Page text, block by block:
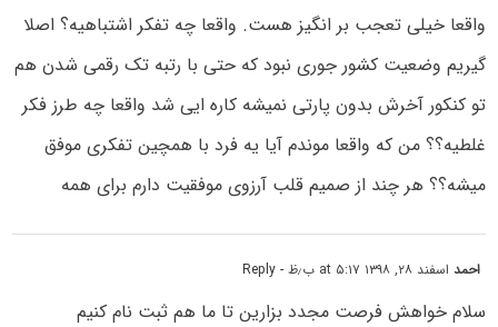
واقعا خیلی تعجب بر انگیز هست. واقعا چه تفکر اشتباهیه؟ اصلا
گیریم وضعیت کشور جوری نبود که حتی با رتبه تک رقمی شدن هم
تو کنکور آخرش بدون پارتی نمیشه کاره ایی شد واقعا چه طرز فکر
غلطیه؟؟ من که واقعا موندم آیا یه فرد با همچین تفکری موفق
میشه؟؟ هر چند از صمیم قلب آرزوی موفقیت دارم برای همه
احمداسفند ۲۸, ۱۳۹۸ at ۵:۱۷ ب٫ظ - Reply
سلام خواهش فرصت مجدد بزارین تا ما هم ثبت نام کنیم